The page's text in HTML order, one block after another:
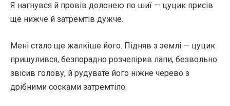
Я нагнувся й провів долонею по шиї — цуцик присів
ще нижче й затремтів дужче.
Мені стало ще жалкіше його. Підняв з землі — цуцик
прищулився, безпорадно розчепірив лапи, безвольно
звісив голову, й рудувате його ніжне черево з
дрібними сосками затремтіло.